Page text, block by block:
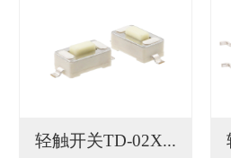
轻触开关TD-02X...